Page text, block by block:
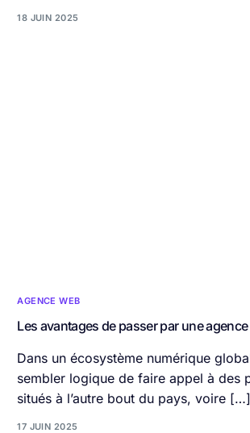
18 JUIN 2025
AGENCE WEB
Les avantages de passer par une
Dans un écosystème numérique
sembler logique de faire appel à des
situés à l’autre bout du pays, voire […]
17 JUIN 2025